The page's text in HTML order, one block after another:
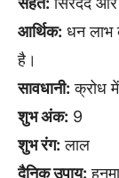
आर्थिक: धन लाभ
है।
सावधानी: क्रोध
शुभ अंक: 9
शुभ रंग: लाल
दैनिक उपाय: